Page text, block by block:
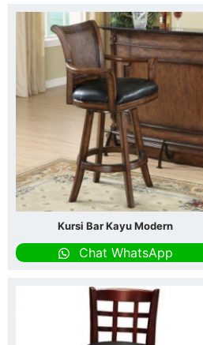
Kursi Bar Kayu Modern
Chat WhatsApp